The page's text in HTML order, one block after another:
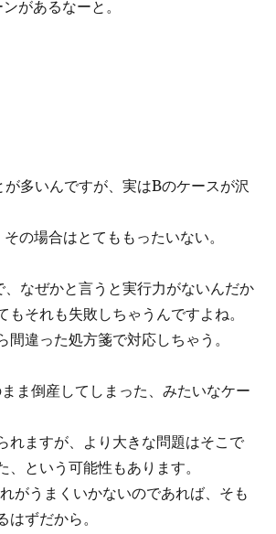
があるなーと。
多いんですが、実はBのケースが沢
の場合はとてももったいない。
、なぜかと言うと実行力がないんだか
それも失敗しちゃうんですよね。
違った処方箋で対応しちゃう。
ま倒産してしまった、みたいなケー
れますが、より大きな問題はそこで
という可能性もあります。
がうまくいかないのであれば、そも
ずだから。